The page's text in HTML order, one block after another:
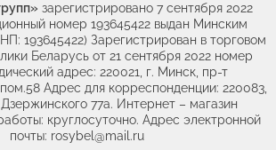
зарегистрировано 7 сентября 2022
номер 193645422 выдан Минским
193645422) Зарегистрирован в торговом
Беларусь от 21 сентября 2022 номер
адрес: 220021, г. Минск, пр-т
Адрес для корреспонденции: 220083,
77а. Интернет – магазин
круглосуточно. Адрес электронной
почты: rosybel@mail.ru